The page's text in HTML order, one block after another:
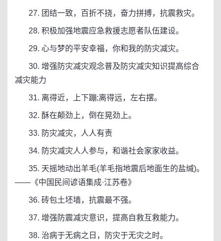
27. 团结一致，百折不挠，奋力拼搏，抗震救灾。
28. 积极加强地震应急救援志愿者队伍建设。
29. 心与梦的平安幸福，你和我的防灾减灾。
30. 增强防灾减灾观念普及防灾减灾知识提高综合
减灾能力
31. 离得近，上下蹦;离得远，左右摆。
32. 酥在颠劲上，倒在晃劲上。
33. 防灾减灾，人人有责
34. 防灾减灾人人参与，和谐社会家家收益。
35. 天摇地动出羊毛(羊毛指地震后地面生的盐缄)。
——《中国民间谚语集成·江苏卷》
36. 砖包土坯墙，抗震最不强。
37. 增强防震减灾意识，提高自救互救能力。
38. 治病于无病之日，防灾于无灾之时。